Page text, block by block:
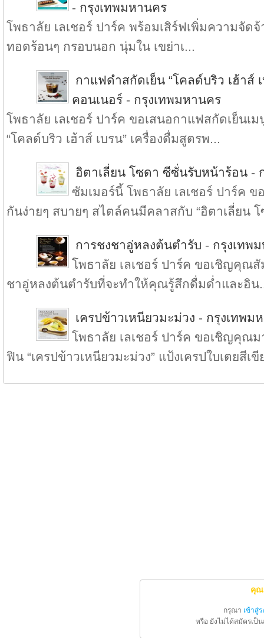
- กรุงเทพมหานคร
โพธาลัย เลเชอร์ ปาร์ค พร้อมเสิร์ฟเพิ่มความจัด
ทอดร้อนๆ กรอบนอก นุ่มใน เขย่าเ...
กาแฟดำสกัดเย็น “โคลด์บริว เฮ้าส์
คอนเนอร์ - กรุงเทพมหานคร
โพธาลัย เลเชอร์ ปาร์ค ขอเสนอกาแฟสกัดเย็นเ
“โคลด์บริว เฮ้าส์ เบรน” เครื่องดื่มสูตรพ...
อิตาเลี่ยน โซดา ซีซั่นรับหน้าร้อน -
ซัมเมอร์นี้ โพธาลัย เลเชอร์ ปาร์ค
กันง่ายๆ สบายๆ สไตล์คนมีคลาสกับ “อิตาเลี่ยน
การชงชาอู่หลงต้นตำรับ - กรุงเทพ
โพธาลัย เลเชอร์ ปาร์ค ขอเชิญคุณ
ชาอู่หลงต้นตำรับที่จะทำให้คุณรู้สึกดื่มด่ำและอิน
เครปข้าวเหนียวมะม่วง - กรุงเทพม
โพธาลัย เลเชอร์ ปาร์ค ขอเชิญคุณ
ฟิน “เครปข้าวเหนียวมะม่วง” แป้งเครปใบเตยสีเขี
คุณ
กรุณา เข้าสู่
หรือ ยังไม่ได้สมัครเป็